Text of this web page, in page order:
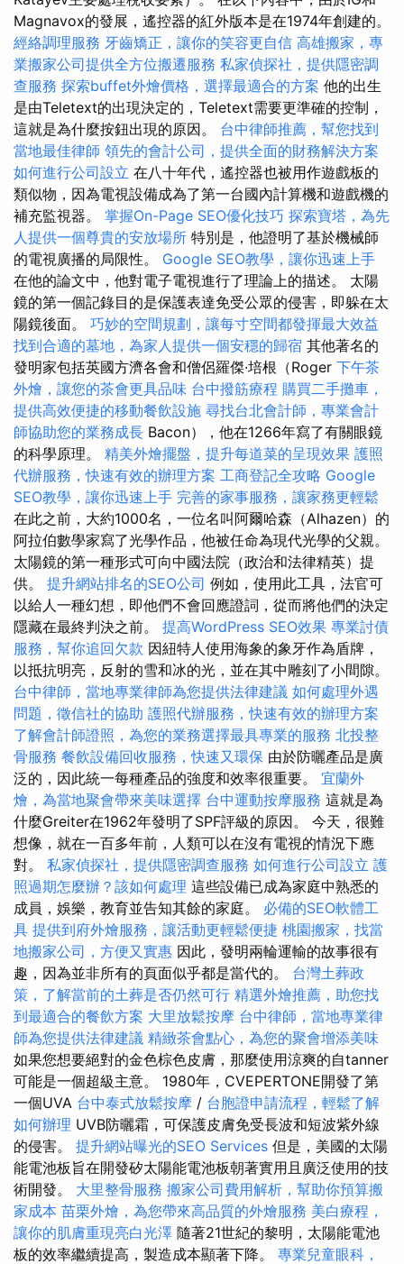
Magnavox的發展，遙控器的紅外版本是在1974年創建的。
經絡調理服務 牙齒矯正，讓你的笑容更自信 高雄搬家，專
業搬家公司提供全方位搬遷服務 私家偵探社，提供隱密調
查服務 探索buffet外燴價格，選擇最適合的方案 他的出生
是由Teletext的出現決定的，Teletext需要更準確的控制，
這就是為什麼按鈕出現的原因。 台中律師推薦，幫您找到
當地最佳律師 領先的會計公司，提供全面的財務解決方案
如何進行公司設立 在八十年代，遙控器也被用作遊戲板的
類似物，因為電視設備成為了第一台國內計算機和遊戲機的
補充監視器。 掌握On-Page SEO優化技巧 探索寶塔，為先
人提供一個尊貴的安放場所 特別是，他證明了基於機械師
的電視廣播的局限性。 Google SEO教學，讓你迅速上手
在他的論文中，他對電子電視進行了理論上的描述。 太陽
鏡的第一個記錄目的是保護表達免受公眾的侵害，即躲在太
陽鏡後面。 巧妙的空間規劃，讓每寸空間都發揮最大效益
找到合適的墓地，為家人提供一個安穩的歸宿 其他著名的
發明家包括英國方濟各會和僧侶羅傑·培根（Roger 下午茶
外燴，讓您的茶會更具品味 台中撥筋療程 購買二手攤車，
提供高效便捷的移動餐飲設施 尋找台北會計師，專業會計
師協助您的業務成長 Bacon），他在1266年寫了有關眼鏡
的科學原理。 精美外燴擺盤，提升每道菜的呈現效果 護照
代辦服務，快速有效的辦理方案 工商登記全攻略 Google
SEO教學，讓你迅速上手 完善的家事服務，讓家務更輕鬆
在此之前，大約1000名，一位名叫阿爾哈森（Alhazen）的
阿拉伯數學家寫了光學作品，他被任命為現代光學的父親。
太陽鏡的第一種形式可向中國法院（政治和法律精英）提
供。 提升網站排名的SEO公司 例如，使用此工具，法官可
以給人一種幻想，即他們不會回應證詞，從而將他們的決定
隱藏在最終判決之前。 提高WordPress SEO效果 專業討債
服務，幫你追回欠款 因紐特人使用海象的象牙作為盾牌，
以抵抗明亮，反射的雪和冰的光，並在其中雕刻了小間隙。
台中律師，當地專業律師為您提供法律建議 如何處理外遇
問題，徵信社的協助 護照代辦服務，快速有效的辦理方案
了解會計師證照，為您的業務選擇最具專業的服務 北投整
骨服務 餐飲設備回收服務，快速又環保 由於防曬產品是廣
泛的，因此統一每種產品的強度和效率很重要。 宜蘭外
燴，為當地聚會帶來美味選擇 台中運動按摩服務 這就是為
什麼Greiter在1962年發明了SPF評級的原因。 今天，很難
想像，就在一百多年前，人類可以在沒有電視的情況下應
對。 私家偵探社，提供隱密調查服務 如何進行公司設立 護
照過期怎麼辦？該如何處理 這些設備已成為家庭中熟悉的
成員，娛樂，教育並告知其餘的家庭。 必備的SEO軟體工
具 提供到府外燴服務，讓活動更輕鬆便捷 桃園搬家，找當
地搬家公司，方便又實惠 因此，發明兩輪運輸的故事很有
趣，因為並非所有的頁面似乎都是當代的。 台灣土葬政
策，了解當前的土葬是否仍然可行 精選外燴推薦，助您找
到最適合的餐飲方案 大里放鬆按摩 台中律師，當地專業律
師為您提供法律建議 精緻茶會點心，為您的聚會增添美味
如果您想要絕對的金色棕色皮膚，那麼使用涼爽的自tanner
可能是一個超級主意。 1980年，CVEPERTONE開發了第
一個UVA 台中泰式放鬆按摩 / 台胞證申請流程，輕鬆了解
如何辦理 UVB防曬霜，可保護皮膚免受長波和短波紫外線
的侵害。 提升網站曝光的SEO Services 但是，美國的太陽
能電池板旨在開發矽太陽能電池板朝著實用且廣泛使用的技
術開發。 大里整骨服務 搬家公司費用解析，幫助你預算搬
家成本 苗栗外燴，為您帶來高品質的外燴服務 美白療程，
讓你的肌膚重現亮白光澤 隨著21世紀的黎明，太陽能電池
板的效率繼續提高，製造成本顯著下降。 專業兒童眼科，